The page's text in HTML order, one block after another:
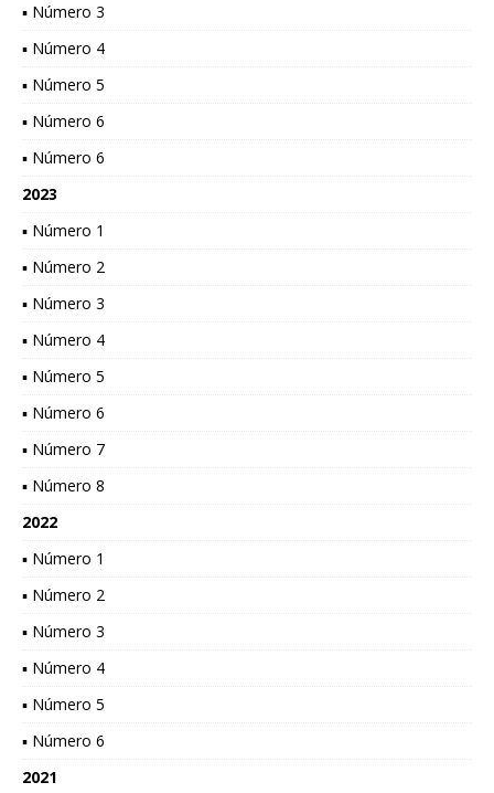
▪ Número 3
▪ Número 4
▪ Número 5
▪ Número 6
▪ Número 6
2023
▪ Número 1
▪ Número 2
▪ Número 3
▪ Número 4
▪ Número 5
▪ Número 6
▪ Número 7
▪ Número 8
2022
▪ Número 1
▪ Número 2
▪ Número 3
▪ Número 4
▪ Número 5
▪ Número 6
2021